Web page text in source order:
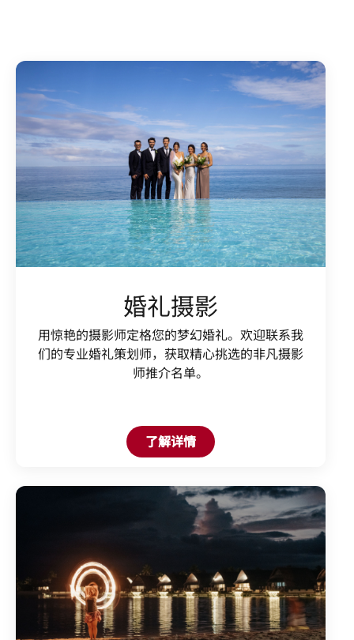
婚礼摄影
用惊艳的摄影师定格您的梦幻婚礼。欢迎联系我
们的专业婚礼策划师，获取精心挑选的非凡摄影
师推介名单。
了解详情Open in New Tab